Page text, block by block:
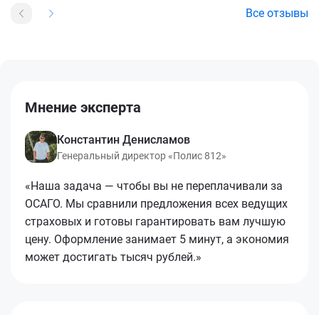
Все отзывы
Мнение эксперта
Константин Денисламов
Генеральный директор «Полис 812»
«Наша задача — чтобы вы не переплачивали за
ОСАГО. Мы сравнили предложения всех ведущих
страховых и готовы гарантировать вам лучшую
цену. Оформление занимает 5 минут, а экономия
может достигать тысяч рублей.»